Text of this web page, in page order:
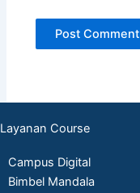
Layanan Course
Campus Digital
Bimbel Mandala